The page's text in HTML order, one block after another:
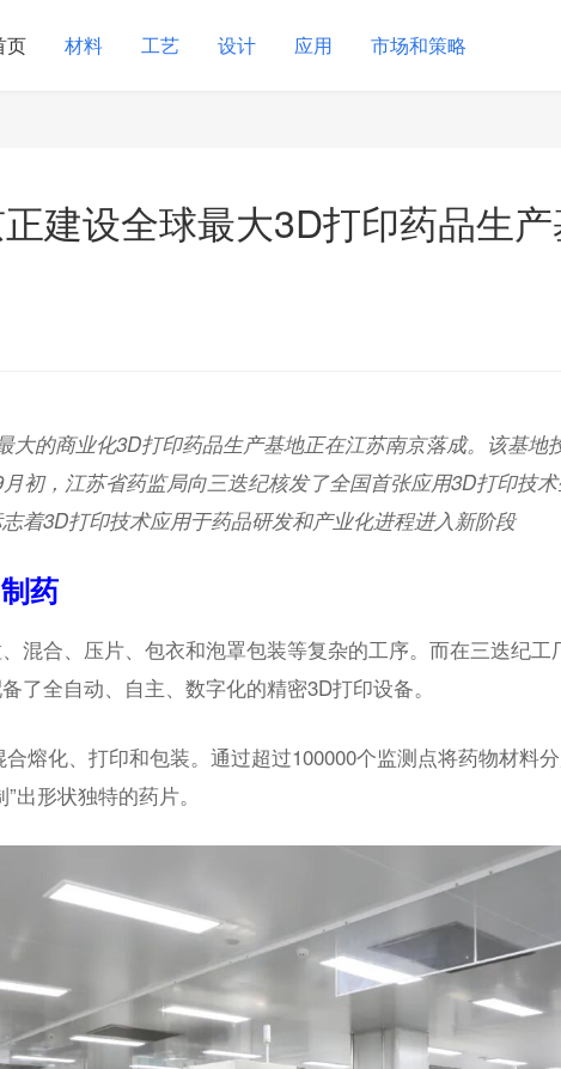
页 材料 工艺 设计 应用 市场和策略
建设全球最大3D打印药品生
大的商业化3D打印药品生产基地正在江苏南京落成。该基地
初，江苏省药监局向三迭纪核发了全国首张应用3D打印技
着3D打印技术应用于药品研发和产业化进程进入新阶段
药
混合、压片、包衣和泡罩包装等复杂的工序。而在三迭纪工
了全自动、自主、数字化的精密3D打印设备。
熔化、打印和包装。通过超过100000个监测点将药物材料
出形状独特的药片。